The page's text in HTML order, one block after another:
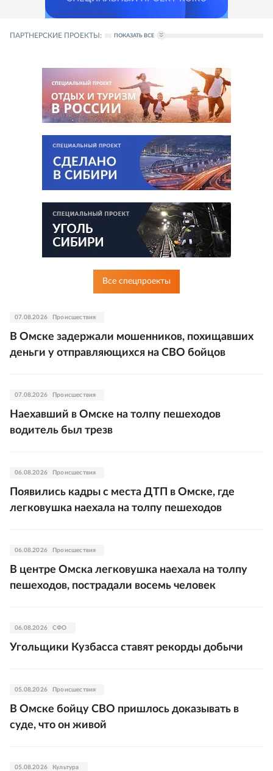
ПАРТНЕРСКИЕ ПРОЕКТЫ: ПОКАЗАТЬ ВСЕ
Все спецпроекты
07.08.2026 Происшествия
В Омске задержали мошенников, похищавших
деньги у отправляющихся на СВО бойцов
07.08.2026 Происшествия
Наехавший в Омске на толпу пешеходов
водитель был трезв
06.08.2026 Происшествия
Появились кадры с места ДТП в Омске, где
легковушка наехала на толпу пешеходов
06.08.2026 Происшествия
В центре Омска легковушка наехала на толпу
пешеходов, пострадали восемь человек
06.08.2026 СФО
Угольщики Кузбасса ставят рекорды добычи
05.08.2026 Происшествия
В Омске бойцу СВО пришлось доказывать в
суде, что он живой
05.08.2026 Культура